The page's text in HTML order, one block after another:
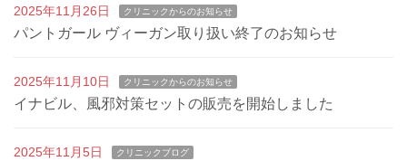
2025年11月26日 クリニックからのお知らせ
パントガール ヴィーガン取り扱い終了のお知らせ
2025年11月10日 クリニックからのお知らせ
イナビル、風邪対策セットの販売を開始しました
2025年11月5日 クリニックブログ